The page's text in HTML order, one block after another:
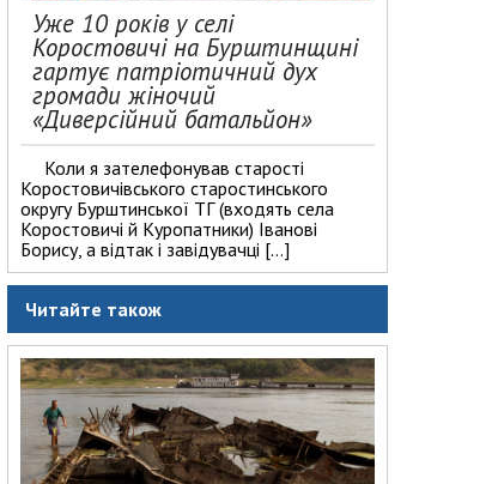
Уже 10 років у селі
Коростовичі на Бурштинщині
гартує патріотичний дух
громади жіночий
«Диверсійний батальйон»
Коли я зателефонував старості
Коростовичівського старостинського
округу Бурштинської ТГ (входять села
Коростовичі й Куропатники) Іванові
Борису, а відтак і завідувачці […]
Читайте також